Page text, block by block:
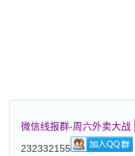
微信线报群-周六外卖大战
232332155